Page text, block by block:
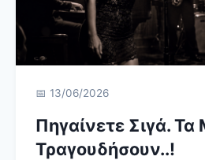
📅 13/06/2026
Πηγαίνετε Σιγά.
Τραγουδήσουν..!